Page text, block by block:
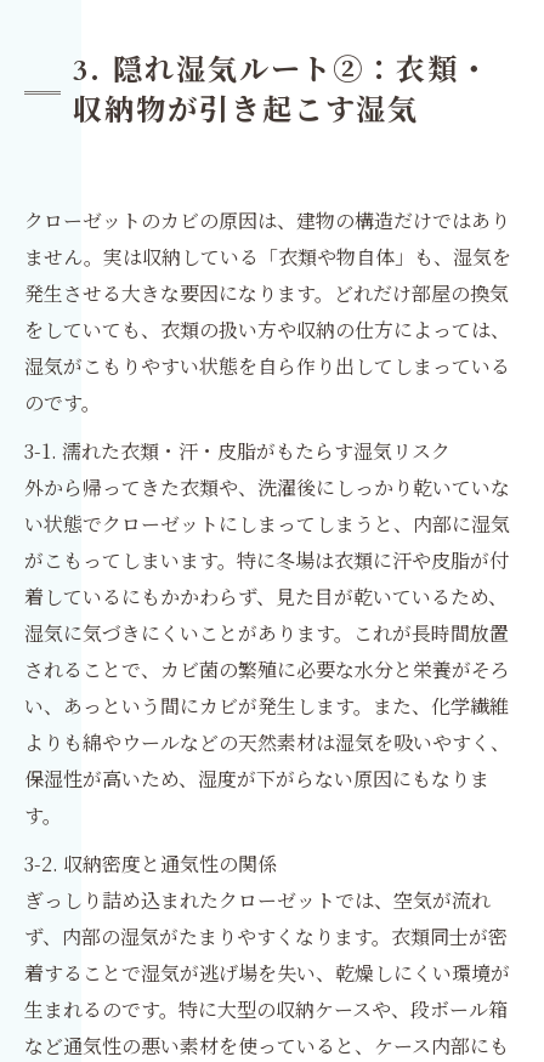
3. 隠れ湿気ルート②：衣類・
収納物が引き起こす湿気
クローゼットのカビの原因は、建物の構造だけではあり
ません。実は収納している「衣類や物自体」も、湿気を
発生させる大きな要因になります。どれだけ部屋の換気
をしていても、衣類の扱い方や収納の仕方によっては、
湿気がこもりやすい状態を自ら作り出してしまっている
のです。
3-1. 濡れた衣類・汗・皮脂がもたらす湿気リスク
外から帰ってきた衣類や、洗濯後にしっかり乾いていな
い状態でクローゼットにしまってしまうと、内部に湿気
がこもってしまいます。特に冬場は衣類に汗や皮脂が付
着しているにもかかわらず、見た目が乾いているため、
湿気に気づきにくいことがあります。これが長時間放置
されることで、カビ菌の繁殖に必要な水分と栄養がそろ
い、あっという間にカビが発生します。また、化学繊維
よりも綿やウールなどの天然素材は湿気を吸いやすく、
保湿性が高いため、湿度が下がらない原因にもなりま
す。
3-2. 収納密度と通気性の関係
ぎっしり詰め込まれたクローゼットでは、空気が流れ
ず、内部の湿気がたまりやすくなります。衣類同士が密
着することで湿気が逃げ場を失い、乾燥しにくい環境が
生まれるのです。特に大型の収納ケースや、段ボール箱
など通気性の悪い素材を使っていると、ケース内部にも